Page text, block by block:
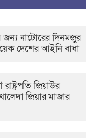
জন্য নাটোরের দিনমজুর
দেশের আইনি বাধা
জিয়াউর
জিয়ার মাজার